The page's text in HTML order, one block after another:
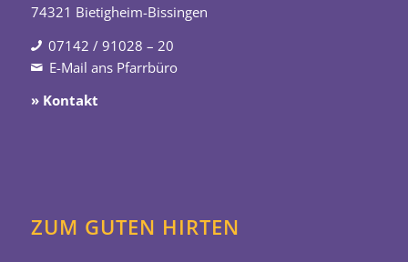
74321 Bietigheim-Bissingen
07142 / 91028 – 20
E-Mail ans Pfarrbüro
» Kontakt
ZUM GUTEN HIRTEN